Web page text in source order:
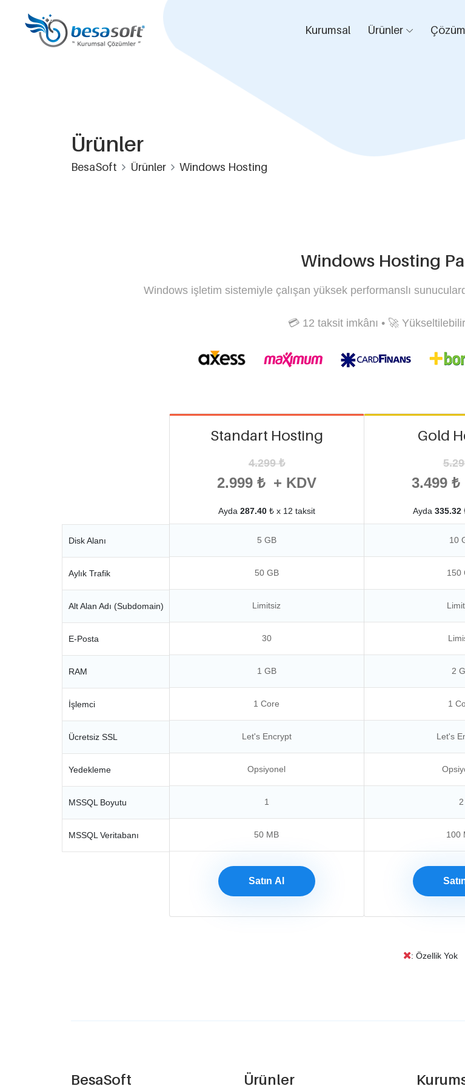
Kurumsal Ürünler
Ürünler
BesaSoft Ürünler Windows Hosting
Windows Hosting
Windows işletim sistemiyle çalışan yüksek performanslı
💳 12 taksit imkânı • 🚀
Disk Alanı
Aylık Trafik
Alt Alan Adı (Subdomain)
E-Posta
RAM
İşlemci
Ücretsiz SSL
Yedekleme
MSSQL Boyutu
MSSQL Veritabanı
Standart Hosting
4.299 ₺
2.999 ₺ + KDV
Ayda 287.40₺ x 12 taksit
5 GB
50 GB
Limitsiz
30
1 GB
1 Core
Let's Encrypt
Opsiyonel
1
50 MB
Satın Al
Gold
3.499
Ayda 335.32
10
150
2
1
Let's
2
100
: Özellik Yok
BesaSoft Ürünler